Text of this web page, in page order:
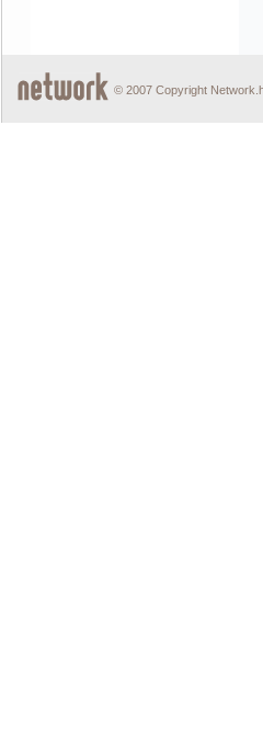
© 2007 Copyright